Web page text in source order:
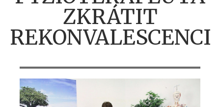
ZKRÁTIT
REKONVALESCENCI